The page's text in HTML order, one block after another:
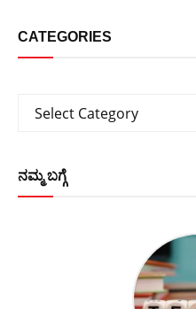
CATEGORIES
Categories
Select Category
ನಮ್ಮ ಬಗ್ಗೆ